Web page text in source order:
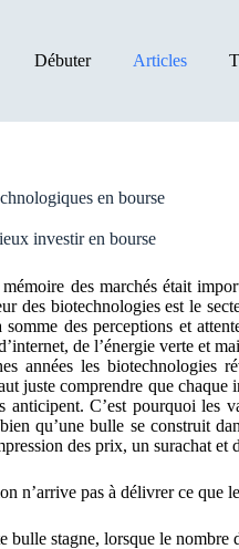
Débuter Articles
en bourse
investir en bourse
des marchés était
des biotechnologies est le
des perceptions et
de l’énergie verte et
années les
juste comprendre que chaque
anticipent. C’est pourquoi les
qu’une bulle se construit
des prix, un surachat
n’arrive pas à délivrer ce que
bulle stagne, lorsque le